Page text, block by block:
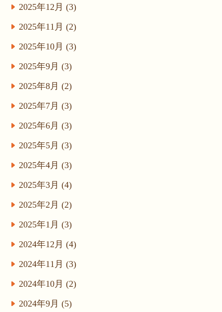
2025年12月 (3)
2025年11月 (2)
2025年10月 (3)
2025年9月 (3)
2025年8月 (2)
2025年7月 (3)
2025年6月 (3)
2025年5月 (3)
2025年4月 (3)
2025年3月 (4)
2025年2月 (2)
2025年1月 (3)
2024年12月 (4)
2024年11月 (3)
2024年10月 (2)
2024年9月 (5)